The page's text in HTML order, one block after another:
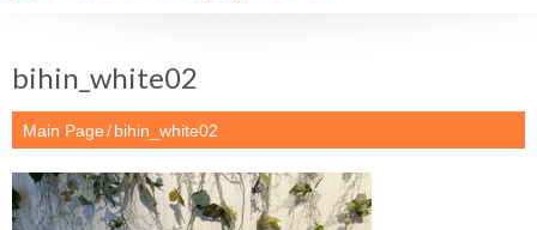
bihin_white02
Main Page bihin_white02